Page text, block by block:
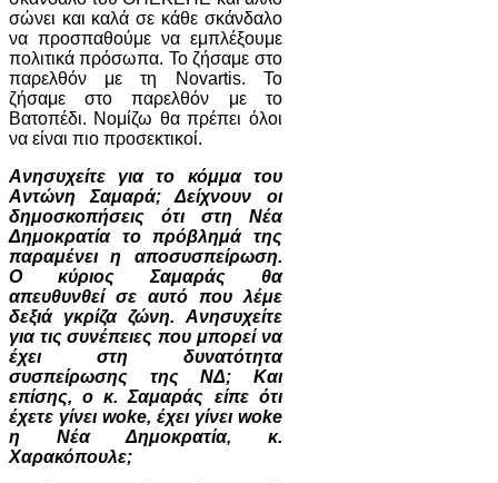
σώνει και καλά σε κάθε σκάνδαλο
να προσπαθούμε να εμπλέξουμε
πολιτικά πρόσωπα. Το ζήσαμε στο
παρελθόν με τη Novartis. Το
ζήσαμε στο παρελθόν με το
Βατοπέδι. Νομίζω θα πρέπει όλοι
να είναι πιο προσεκτικοί.
Ανησυχείτε για το κόμμα του
Αντώνη Σαμαρά; Δείχνουν οι
δημοσκοπήσεις ότι στη Νέα
Δημοκρατία το πρόβλημά της
παραμένει η αποσυσπείρωση.
Ο κύριος Σαμαράς θα
απευθυνθεί σε αυτό που λέμε
δεξιά γκρίζα ζώνη. Ανησυχείτε
για τις συνέπειες που μπορεί να
έχει στη δυνατότητα
συσπείρωσης της ΝΔ; Και
επίσης, ο κ. Σαμαράς είπε ότι
έχετε γίνει woke, έχει γίνει woke
η Νέα Δημοκρατία, κ.
Χαρακόπουλε;